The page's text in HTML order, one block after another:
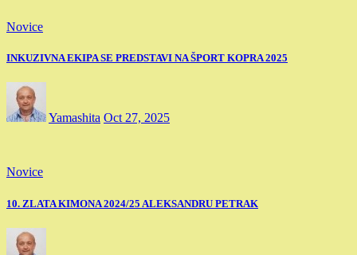
Novice
INKUZIVNA EKIPA SE PREDSTAVI NA ŠPORT KOPRA 2025
Yamashita Oct 27, 2025
Novice
10. ZLATA KIMONA 2024/25 ALEKSANDRU PETRAK